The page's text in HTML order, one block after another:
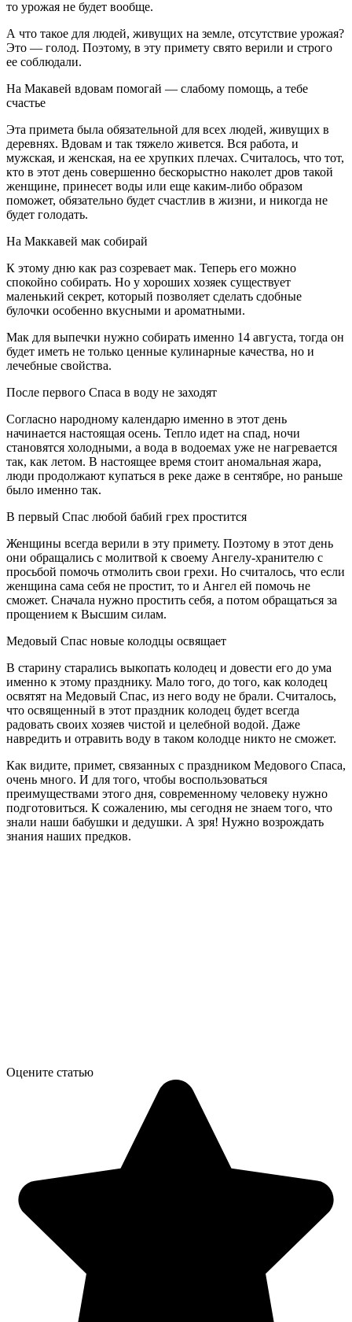
то урожая не будет вообще.
А что такое для людей, живущих на земле, отсутствие урожая?
Это — голод. Поэтому, в эту примету свято верили и строго
ее соблюдали.
На Макавей вдовам помогай — слабому помощь, а тебе
счастье
Эта примета была обязательной для всех людей, живущих в
деревнях. Вдовам и так тяжело живется. Вся работа, и
мужская, и женская, на ее хрупких плечах. Считалось, что тот,
кто в этот день совершенно бескорыстно наколет дров такой
женщине, принесет воды или еще каким-либо образом
поможет, обязательно будет счастлив в жизни, и никогда не
будет голодать.
На Маккавей мак собирай
К этому дню как раз созревает мак. Теперь его можно
спокойно собирать. Но у хороших хозяек существует
маленький секрет, который позволяет сделать сдобные
булочки особенно вкусными и ароматными.
Мак для выпечки нужно собирать именно 14 августа, тогда он
будет иметь не только ценные кулинарные качества, но и
лечебные свойства.
После первого Спаса в воду не заходят
Согласно народному календарю именно в этот день
начинается настоящая осень. Тепло идет на спад, ночи
становятся холодными, а вода в водоемах уже не нагревается
так, как летом. В настоящее время стоит аномальная жара,
люди продолжают купаться в реке даже в сентябре, но раньше
было именно так.
В первый Спас любой бабий грех простится
Женщины всегда верили в эту примету. Поэтому в этот день
они обращались с молитвой к своему Ангелу-хранителю с
просьбой помочь отмолить свои грехи. Но считалось, что если
женщина сама себя не простит, то и Ангел ей помочь не
сможет. Сначала нужно простить себя, а потом обращаться за
прощением к Высшим силам.
Медовый Спас новые колодцы освящает
В старину старались выкопать колодец и довести его до ума
именно к этому празднику. Мало того, до того, как колодец
освятят на Медовый Спас, из него воду не брали. Считалось,
что освященный в этот праздник колодец будет всегда
радовать своих хозяев чистой и целебной водой. Даже
навредить и отравить воду в таком колодце никто не сможет.
Как видите, примет, связанных с праздником Медового Спаса,
очень много. И для того, чтобы воспользоваться
преимуществами этого дня, современному человеку нужно
подготовиться. К сожалению, мы сегодня не знаем того, что
знали наши бабушки и дедушки. А зря! Нужно возрождать
знания наших предков.
Оцените статью